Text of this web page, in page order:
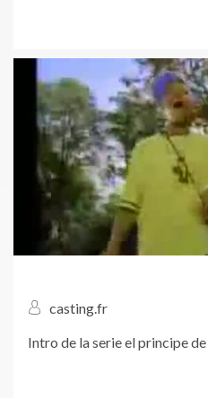
casting.fr
Intro de la serie el principe